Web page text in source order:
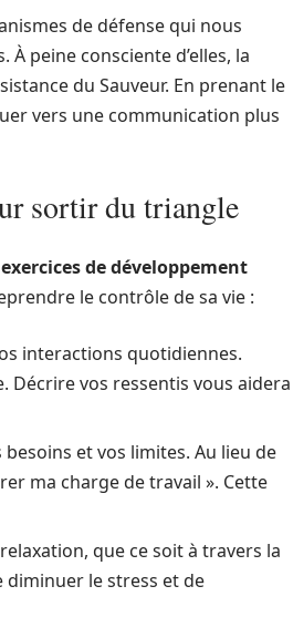
de défense qui nous
peine consciente d’elles, la
du Sauveur. En prenant le
vers une communication plus
sortir du triangle
exercices de développement
le contrôle de sa vie :
interactions quotidiennes.
Décrire vos ressentis vous aidera
et vos limites. Au lieu de
ma charge de travail ». Cette
que ce soit à travers la
diminuer le stress et de